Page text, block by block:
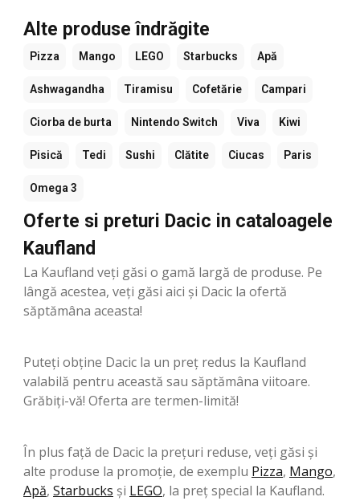
Alte produse îndrăgite
Pizza Mango LEGO Starbucks Apă
Ashwagandha Tiramisu Cofetărie Campari
Ciorba de burta Nintendo Switch Viva Kiwi
Pisică Tedi Sushi Clătite Ciucas Paris
Omega 3
Oferte si preturi Dacic in cataloagele
Kaufland
La Kaufland veți găsi o gamă largă de produse. Pe
lângă acestea, veți găsi aici și Dacic la ofertă
săptămâna aceasta!
Puteți obține Dacic la un preț redus la Kaufland
valabilă pentru această sau săptămâna viitoare.
Grăbiți-vă! Oferta are termen-limită!
În plus față de Dacic la prețuri reduse, veți găsi și
alte produse la promoție, de exemplu Pizza, Mango,
Apă, Starbucks şi LEGO, la preț special la Kaufland.